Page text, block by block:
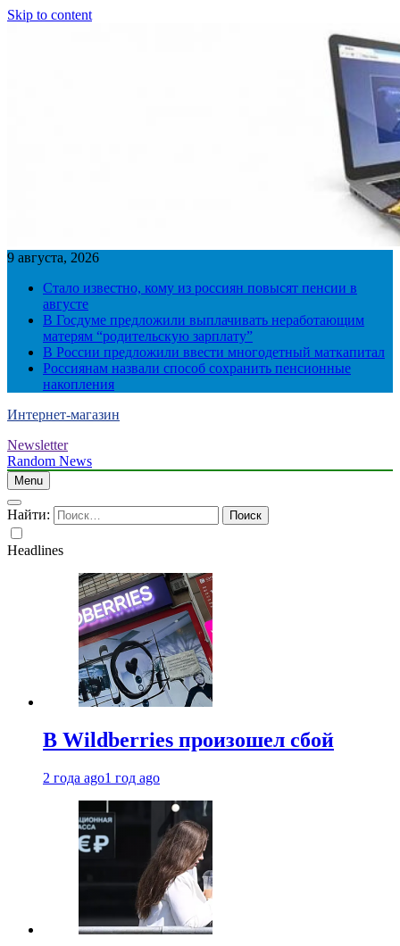
Skip to content
9 августа, 2026
Стало известно, кому из россиян повысят пенсии в
августе
В Госдуме предложили выплачивать неработающим
матерям “родительскую зарплату”
В России предложили ввести многодетный маткапитал
Россиянам назвали способ сохранить пенсионные
накопления
Интернет-магазин
Newsletter
Random News
Menu
Найти:
Headlines
В Wildberries произошел сбой
2 года ago1 год ago